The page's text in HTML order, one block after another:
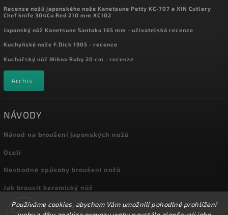
Používáme cookies, abychom Vám umožnili pohodlné prohlížení
Recenze nožů japonského nože Kanetsune Petty KC-707 a XIN Cutlery
Chef knife 304Cu Red 210 mm XC102
Japonský nůž Kanetsune Santoku 165 mm - uživatelská recenze
Kuchyňské nože F.Dick 1905 - recenze
Kuchařský nůž Mikov Ruby 20 cm - recenze
Archiv
NÁVODY
Návod na broušení japonských nožů
Oceli
Nevhodné způsoby broušení nožů
Jak brousit keramický nůž
Archiv